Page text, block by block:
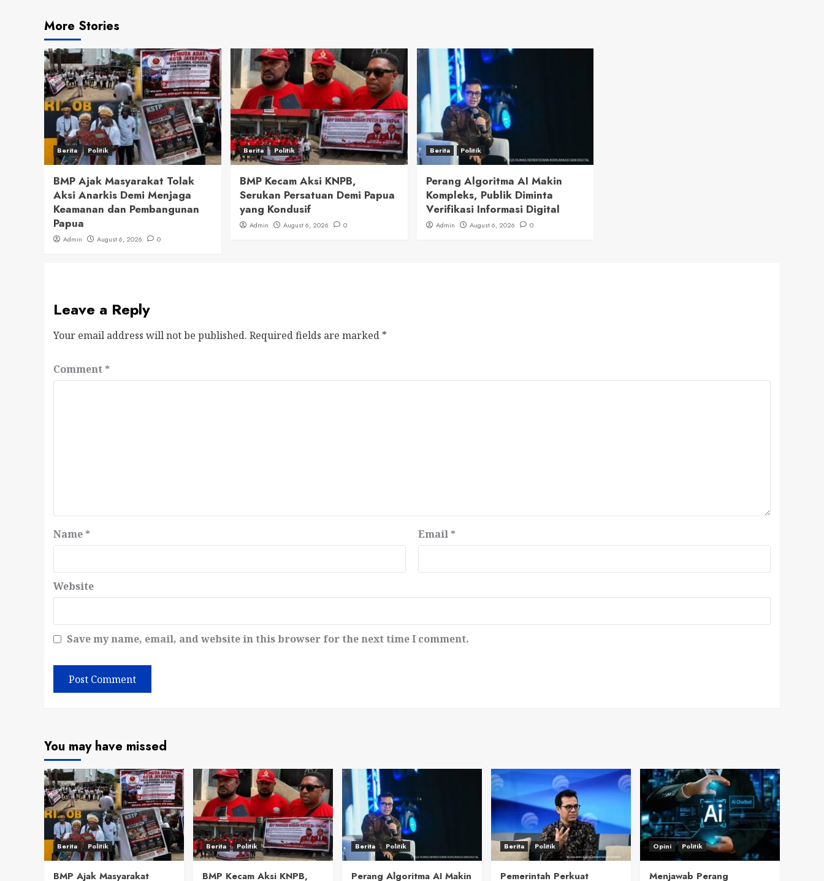
More Stories
Berita Politik
BMP Ajak Masyarakat Tolak
Aksi Anarkis Demi Menjaga
Keamanan dan Pembangunan
Papua
Admin August 6, 2026 0
Berita Politik
BMP Kecam Aksi KNPB,
Serukan Persatuan Demi Papua
yang Kondusif
Admin August 6, 2026 0
Berita Politik
Perang Algoritma AI Makin
Kompleks, Publik Diminta
Verifikasi Informasi Digital
Admin August 6, 2026 0
Leave a Reply
Your email address will not be published. Required fields are marked *
Comment *
Name * Email *
Website
Save my name, email, and website in this browser for the next time I comment.
You may have missed
Berita Politik
BMP Ajak Masyarakat
Berita Politik
BMP Kecam Aksi KNPB,
Berita Politik
Perang Algoritma AI Makin
Berita Politik
Pemerintah Perkuat
Opini Politik
Menjawab Perang